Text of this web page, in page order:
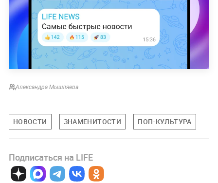
Александра Мышляева
НОВОСТИ ЗНАМЕНИТОСТИ ПОП-КУЛЬТУРА
Подписаться на LIFE